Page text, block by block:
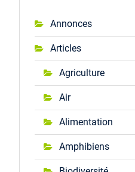
Annonces
Articles
Agriculture
Air
Alimentation
Amphibiens